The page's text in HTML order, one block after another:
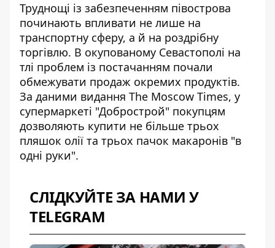
Труднощі із забезпеченням півострова
починають впливати не лише на
транспортну сферу, а й на роздрібну
торгівлю. В окупованому Севастополі на
тлі проблем із постачанням почали
обмежувати продаж окремих продуктів.
За даними видання The Moscow Times, у
супермаркеті "Добрострой" покупцям
дозволяють купити не більше трьох
пляшок олії та трьох пачок макаронів "в
одні руки".
СЛІДКУЙТЕ ЗА НАМИ У
TELEGRAM